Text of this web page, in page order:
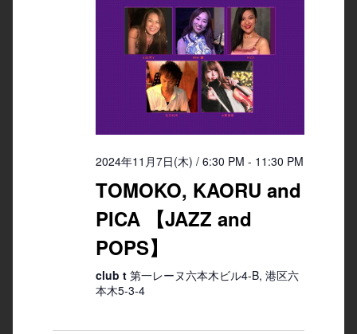
2024年11月7日(木) / 6:30 PM - 11:30 PM
TOMOKO, KAORU and
PICA 【JAZZ and
POPS】
club t 第一レーヌ六本木ビル4-B, 港区六
本木5-3-4